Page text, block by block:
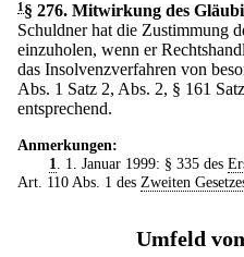
1 § 276. Mitwirkung des
Schuldner hat die Zustimmung
einzuholen, wenn er
das Insolvenzverfahren von
Abs. 1 Satz 2, Abs. 2, § 161
entsprechend.
Anmerkungen:
1
. 1. Januar 1999: § 335 des
Art. 110 Abs. 1 des Zweiten
Umfeld